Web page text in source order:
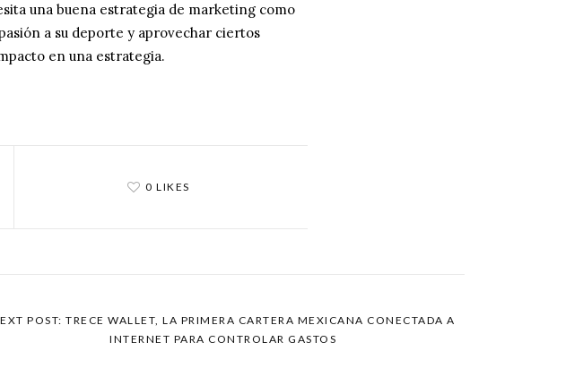
una buena estrategia de marketing como
a su deporte y aprovechar ciertos
en una estrategia.
0 LIKES
POST: TRECE WALLET, LA PRIMERA CARTERA MEXICANA CONECTADA A
INTERNET PARA CONTROLAR GASTOS